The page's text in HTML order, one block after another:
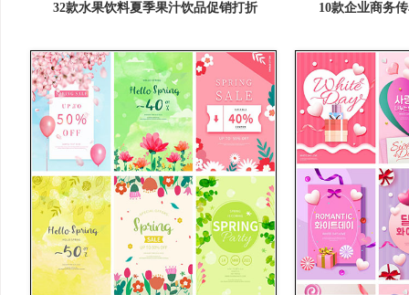
32款水果饮料夏季果汁饮品促销打折 10款企业商务